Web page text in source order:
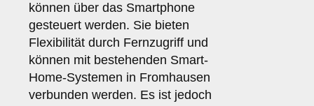
können über das Smartphone
gesteuert werden. Sie bieten
Flexibilität durch Fernzugriff und
können mit bestehenden Smart-
Home-Systemen in Fromhausen
verbunden werden. Es ist jedoch